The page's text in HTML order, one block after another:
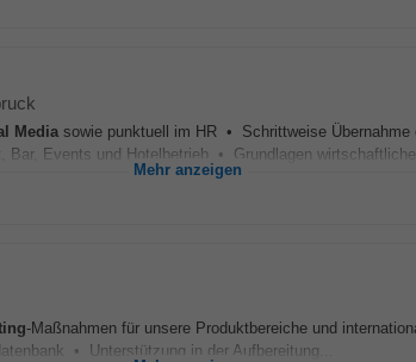
Media sowie punktuell im HR • Schrittweise
Events und Hotelbetrieb • Grundlagen
Mehr anzeigen
-Maßnahmen für unsere Produktbereiche und
• Unterstützung in der Aufbereitung...